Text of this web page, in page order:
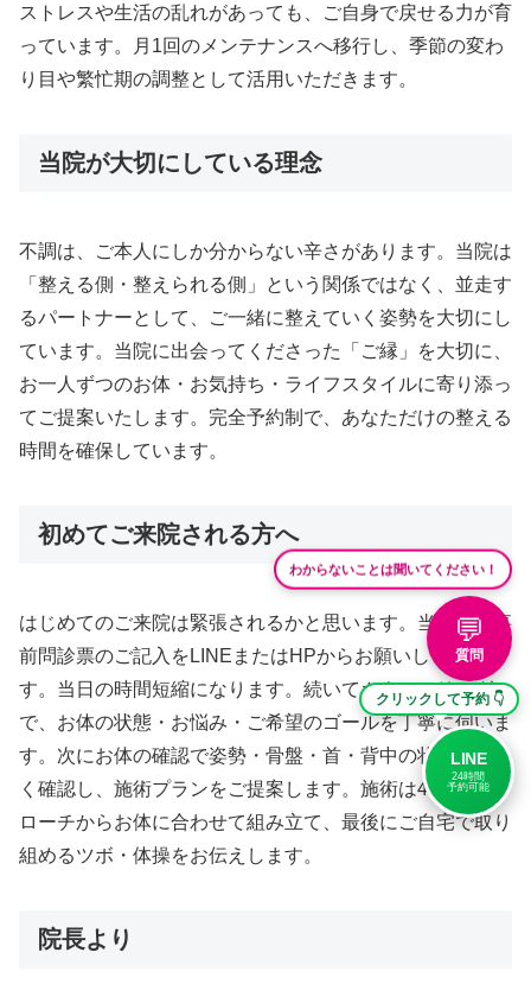
ストレスや生活の乱れがあっても、ご自身で戻せる力が育
っています。月1回のメンテナンスへ移行し、季節の変わ
り目や繁忙期の調整として活用いただきます。
当院が大切にしている理念
不調は、ご本人にしか分からない辛さがあります。当院は
「整える側・整えられる側」という関係ではなく、並走す
るパートナーとして、ご一緒に整えていく姿勢を大切にし
ています。当院に出会ってくださった「ご縁」を大切に、
お一人ずつのお体・お気持ち・ライフスタイルに寄り添っ
てご提案いたします。完全予約制で、あなただけの整える
時間を確保しています。
初めてご来院される方へ
はじめてのご来院は緊張されるかと思います。当院では事
前問診票のご記入をLINEまたはHPからお願いしておりま
す。当日の時間短縮になります。続いてカウンセリング
で、お体の状態・お悩み・ご希望のゴールを丁寧に伺いま
す。次にお体の確認で姿勢・骨盤・首・背中の状態を細か
く確認し、施術プランをご提案します。施術は4つのアプ
ローチからお体に合わせて組み立て、最後にご自宅で取り
組めるツボ・体操をお伝えします。
院長より
わからないことは聞いてください！
💬
質問
クリックして予約 👇
LINE
24時間
予約可能